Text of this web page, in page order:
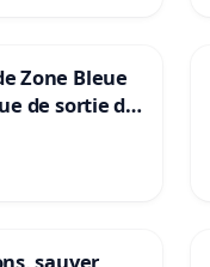
Zone Bleue
de sortie de
sauver